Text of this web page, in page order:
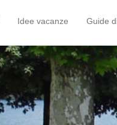
Idee vacanze Guide